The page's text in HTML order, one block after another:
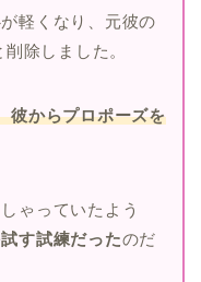
軽くなり、元彼の
除しました。
彼からプロポーズを
ゃっていたよう
す試練だったのだ